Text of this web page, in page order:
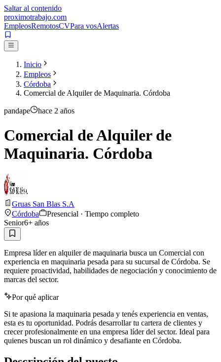
Saltar al contenido
proximotrabajo.com
EmpleosRemotosCVPara vosAlertas
Inicio
Empleos
Córdoba
Comercial de Alquiler de Maquinaria. Córdoba
pandape hace 2 años
Comercial de Alquiler de
Maquinaria. Córdoba
Gruas San Blas S.A
Córdoba
Presencial · Tiempo completo
Senior6+ años
Empresa líder en alquiler de maquinaria busca un Comercial con
experiencia en maquinaria pesada para su sucursal de Córdoba. Se
requiere proactividad, habilidades de negociación y conocimiento de
marcas del sector.
Por qué aplicar
Si te apasiona la maquinaria pesada y tenés experiencia en ventas,
esta es tu oportunidad. Podrás desarrollar tu cartera de clientes y
crecer profesionalmente en una empresa líder del sector. Ideal para
quienes buscan un rol dinámico y desafiante en Córdoba.